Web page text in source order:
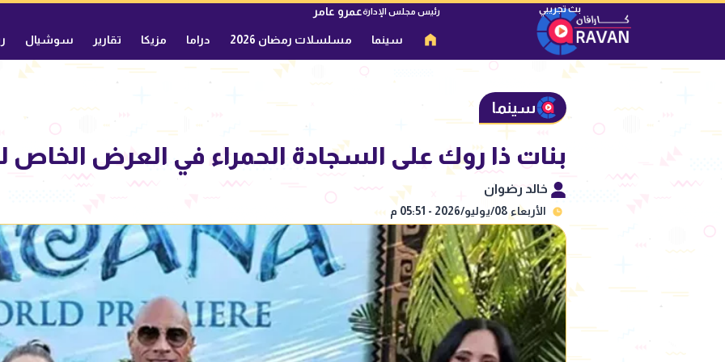
رئيس مجلس الإدارةعمرو عامر
سينما مسلسلات رمضان 2026 دراما مزيكا تقارير سوشيال
سينما
بنات ذا روك على السجادة الحمراء في العرض الخاص
خالد رضوان
الأربعاء 08/يوليو/2026 - 05:51 م